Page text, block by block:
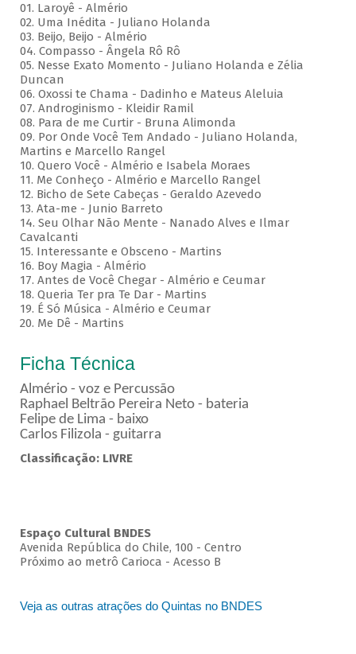
01. Laroyê - Almério
02. Uma Inédita - Juliano Holanda
03. Beijo, Beijo - Almério
04. Compasso - Ângela Rô Rô
05. Nesse Exato Momento - Juliano Holanda e Zélia
Duncan
06. Oxossi te Chama - Dadinho e Mateus Aleluia
07. Androginismo - Kleidir Ramil
08. Para de me Curtir - Bruna Alimonda
09. Por Onde Você Tem Andado - Juliano Holanda,
Martins e Marcello Rangel
10. Quero Você - Almério e Isabela Moraes
11. Me Conheço - Almério e Marcello Rangel
12. Bicho de Sete Cabeças - Geraldo Azevedo
13. Ata-me - Junio Barreto
14. Seu Olhar Não Mente - Nanado Alves e Ilmar
Cavalcanti
15. Interessante e Obsceno - Martins
16. Boy Magia - Almério
17. Antes de Você Chegar - Almério e Ceumar
18. Queria Ter pra Te Dar - Martins
19. É Só Música - Almério e Ceumar
20. Me Dê - Martins
Ficha Técnica
Almério - voz e Percussão
Raphael Beltrão Pereira Neto - bateria
Felipe de Lima - baixo
Carlos Filizola - guitarra
Classificação: LIVRE
Espaço Cultural BNDES
Avenida República do Chile, 100 - Centro
Próximo ao metrô Carioca - Acesso B
Veja as outras atrações do Quintas no BNDES